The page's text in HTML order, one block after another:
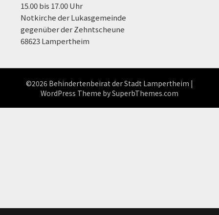
15.00 bis 17.00 Uhr
Notkirche der Lukasgemeinde
gegenüber der Zehntscheune
68623 Lampertheim
©2026 Behindertenbeirat der Stadt Lampertheim |
WordPress Theme bySuperbThemes.com